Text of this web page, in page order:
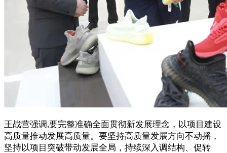
王战营强调,要完整准确全面贯彻新发展理念，以项目建设
高质量推动发展高质量。要坚持高质量发展方向不动摇，
坚持以项目突破带动发展全局，持续深入调结构、促转